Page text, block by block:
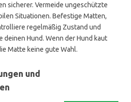
sicherer. Vermeide ungeschützte
Situationen. Befestige Matten,
regelmäßig Zustand und
deinen Hund. Wenn der Hund kaut
Matte keine gute Wahl.
und